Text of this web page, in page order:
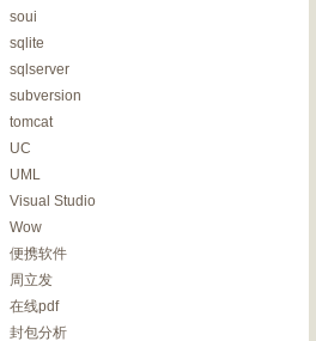
soui
sqlite
sqlserver
subversion
tomcat
UC
UML
Visual Studio
Wow
便携软件
周立发
在线pdf
封包分析